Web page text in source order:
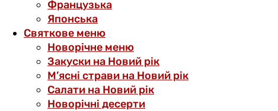
Французька
Японська
Святкове меню
Новорічне меню
Закуски на Новий рік
М’ясні страви на Новий рік
Салати на Новий рік
Новорічні десерти